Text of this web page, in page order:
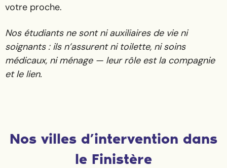
votre proche.
Nos étudiants ne sont ni auxiliaires de vie ni
soignants : ils n’assurent ni toilette, ni soins
médicaux, ni ménage — leur rôle est la compagnie
et le lien.
Nos villes d’intervention dans
le Finistère